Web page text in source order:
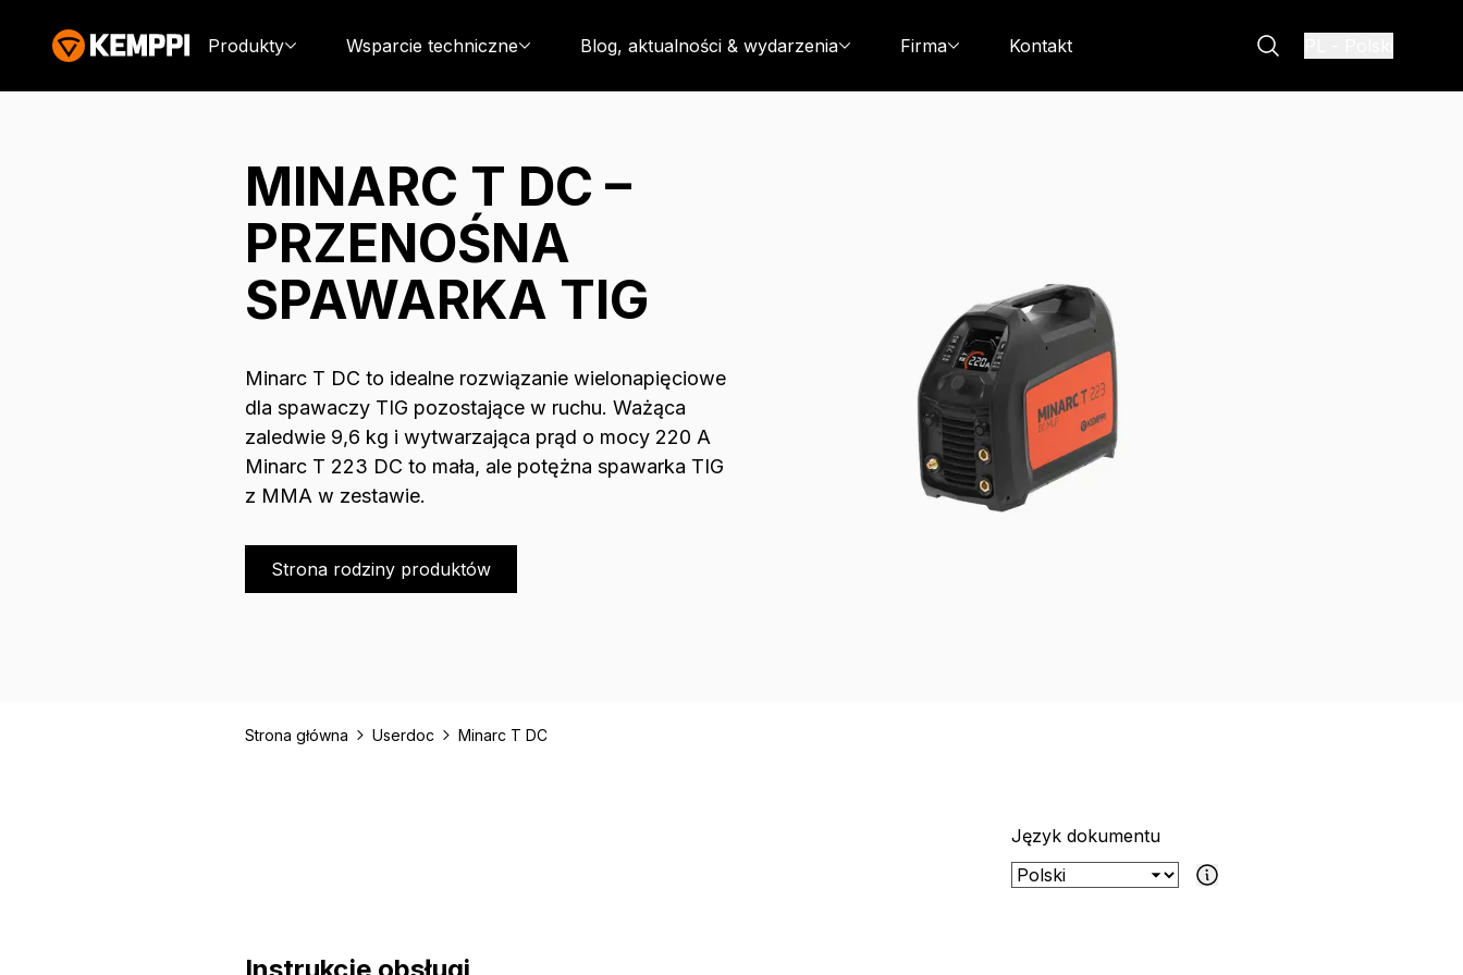
Produkty Wsparcie techniczne Blog, aktualności & wydarzenia Firma Kontakt
MINARC T DC –
PRZENOŚNA
SPAWARKA TIG
Minarc T DC to idealne rozwiązanie wielonapięciowe
dla spawaczy TIG pozostające w ruchu. Ważąca
zaledwie 9,6 kg i wytwarzająca prąd o mocy 220 A
Minarc T 223 DC to mała, ale potężna spawarka TIG
z MMA w zestawie.
Strona rodziny produktów
Strona główna Userdoc Minarc T DC
Język dokumentu
Jeśli wybrany dokument nie jest